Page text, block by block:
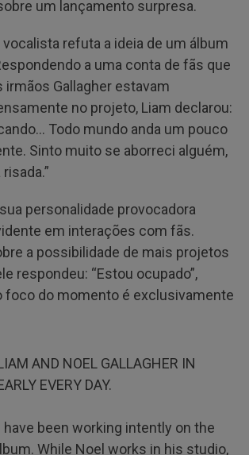
um lançamento surpresa.
vocalista refuta a ideia de um álbum
a uma conta de fãs que
irmãos Gallagher estavam
no projeto, Liam declarou:
Todo mundo anda um pouco
Sinto muito se aborreci alguém,
personalidade provocadora
em interações com fãs.
a possibilidade de mais projetos
respondeu: “Estou ocupado”,
foco do momento é exclusivamente
AND NOEL GALLAGHER IN
EVERY DAY.
been working intently on the
While Noel works in his studio,